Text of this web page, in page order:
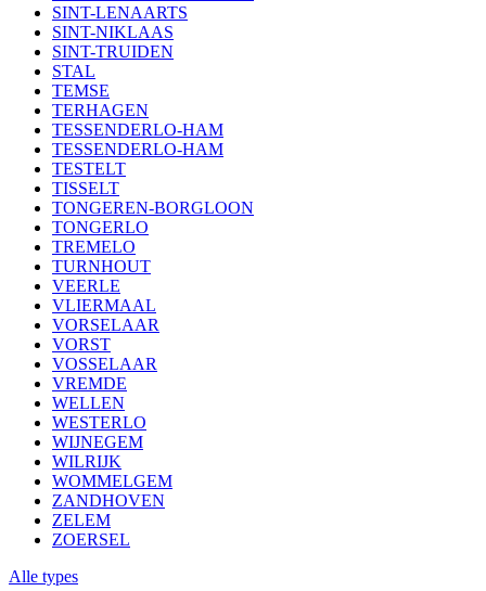
SINT-LENAARTS
SINT-NIKLAAS
SINT-TRUIDEN
STAL
TEMSE
TERHAGEN
TESSENDERLO-HAM
TESSENDERLO-HAM
TESTELT
TISSELT
TONGEREN-BORGLOON
TONGERLO
TREMELO
TURNHOUT
VEERLE
VLIERMAAL
VORSELAAR
VORST
VOSSELAAR
VREMDE
WELLEN
WESTERLO
WIJNEGEM
WILRIJK
WOMMELGEM
ZANDHOVEN
ZELEM
ZOERSEL
Alle types